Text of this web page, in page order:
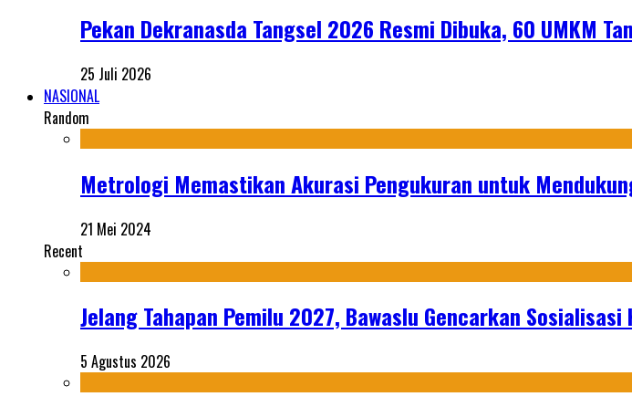
Pekan Dekranasda Tangsel 2026 Resmi Dibuka, 60 UMKM
25 Juli 2026
NASIONAL
Random
Metrologi Memastikan Akurasi Pengukuran untuk
21 Mei 2024
Recent
Jelang Tahapan Pemilu 2027, Bawaslu Gencarkan
5 Agustus 2026